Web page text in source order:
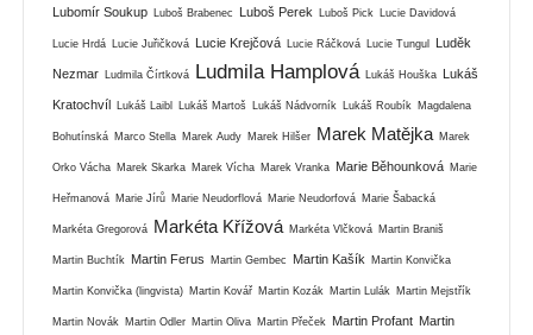
Lubomír Soukup Luboš Brabenec Luboš Perek Luboš Pick Lucie Davidová
Lucie Hrdá Lucie Juřičková Lucie Krejčová Lucie Ráčková Lucie Tungul Luděk
Nezmar Ludmila Čírtková Ludmila Hamplová Lukáš Houška Lukáš
Kratochvíl Lukáš Laibl Lukáš Martoš Lukáš Nádvorník Lukáš Roubík Magdalena
Bohutínská Marco Stella Marek Audy Marek Hilšer Marek Matějka Marek
Orko Vácha Marek Skarka Marek Vícha Marek Vranka Marie Běhounková Marie
Heřmanová Marie Jírů Marie Neudorflová Marie Neudorfová Marie Šabacká
Markéta Gregorová Markéta Křížová Markéta Vlčková Martin Braniš
Martin Buchtík Martin Ferus Martin Gembec Martin Kašík Martin Konvička
Martin Konvička (lingvista) Martin Kovář Martin Kozák Martin Lulák Martin Mejstřík
Martin Novák Martin Odler Martin Oliva Martin Přeček Martin Profant Martin